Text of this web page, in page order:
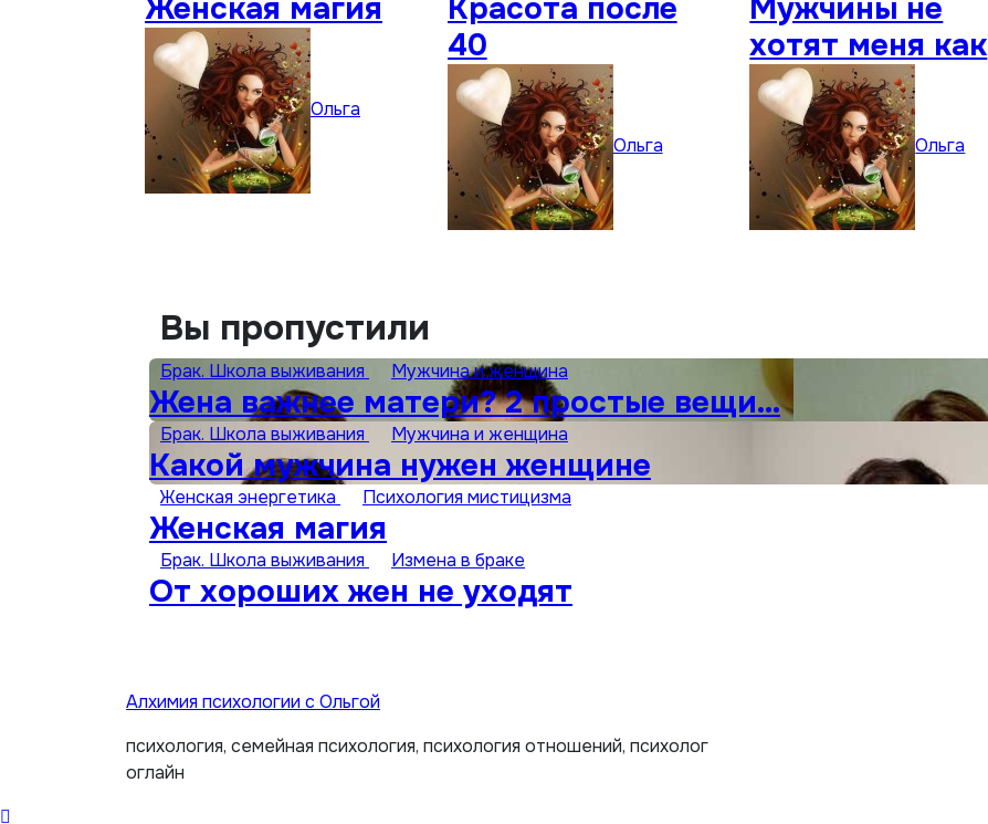
Женская магия
Ольга
Красота после
40
Ольга
Мужчины не
хотят меня как
женщину
Ольга
Вы пропустили
Брак. Школа выживания Мужчина и женщина
Жена важнее матери? 2 простые вещи…
Брак. Школа выживания Мужчина и женщина
Какой мужчина нужен женщине
Женская энергетика Психология мистицизма
Женская магия
Брак. Школа выживания Измена в браке
От хороших жен не уходят
Алхимия психологии с Ольгой
психология, семейная психология, психология отношений, психолог
оглайн